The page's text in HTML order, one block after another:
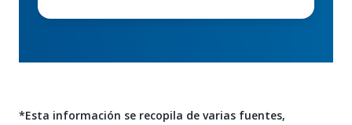
*Esta información se recopila de varias fuentes,